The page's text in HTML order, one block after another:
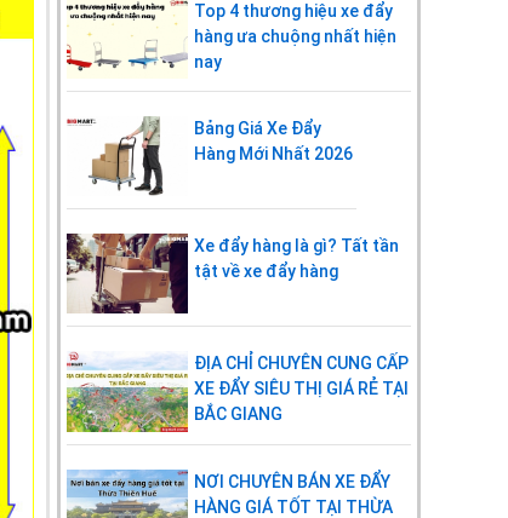
Top 4 thương hiệu xe đẩy
hàng ưa chuộng nhất hiện
nay
Bảng Giá Xe Đẩy
Hàng Mới Nhất 2026
Xe đẩy hàng là gì? Tất tần
tật về xe đẩy hàng
ĐỊA CHỈ CHUYÊN CUNG CẤP
XE ĐẨY SIÊU THỊ GIÁ RẺ TẠI
BẮC GIANG
NƠI CHUYÊN BÁN XE ĐẨY
HÀNG GIÁ TỐT TẠI THỪA